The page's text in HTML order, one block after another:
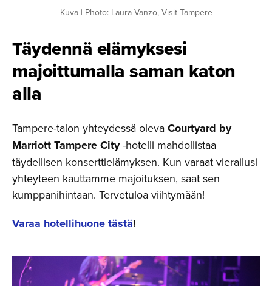
Kuva | Photo: Laura Vanzo, Visit Tampere
Täydennä elämyksesi
majoittu­malla saman katon
alla
Tampere-talon yhteydessä oleva Courtyard by
Marriott Tampere City-hotelli mahdollistaa
täydellisen konserttielämyksen. Kun varaat vierailusi
yhteyteen kauttamme majoituksen, saat sen
kumppanihintaan. Tervetuloa viihtymään!
Varaa hotellihuone tästä!